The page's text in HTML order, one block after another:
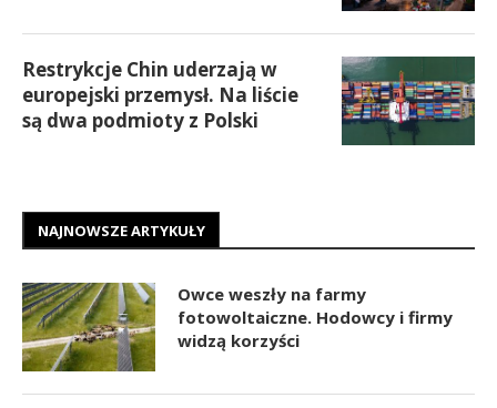
Restrykcje Chin uderzają w
europejski przemysł. Na liście
są dwa podmioty z Polski
NAJNOWSZE ARTYKUŁY
Owce weszły na farmy
fotowoltaiczne. Hodowcy i firmy
widzą korzyści